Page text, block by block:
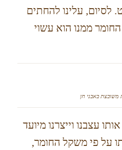
לסיום, עלינו להחתים
ממנו הוא עשוי
משובצת באבני חן
עצבנו וייצרנו מיועד
על פי משקל החומר,